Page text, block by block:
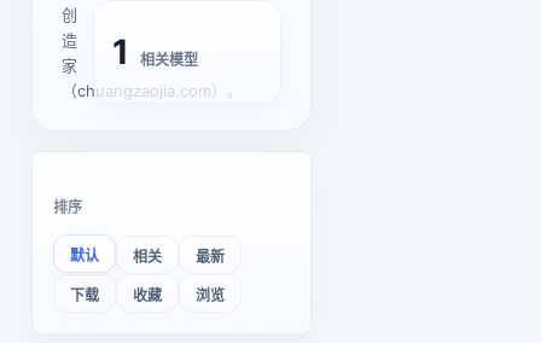
创
造
家
（chuangzaojia.com）。
1 相关模型
排序
默认 相关 最新
下载 收藏 浏览